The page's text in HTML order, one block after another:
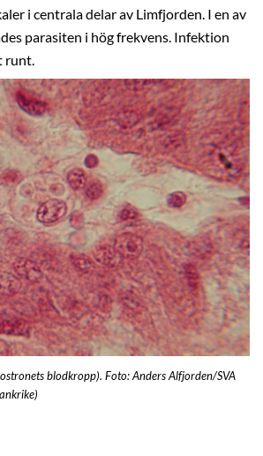
i centrala delar av Limfjorden. I en av
parasiten i hög frekvens. Infektion
runt.
blodkropp). Foto: Anders Alfjorden/SVA